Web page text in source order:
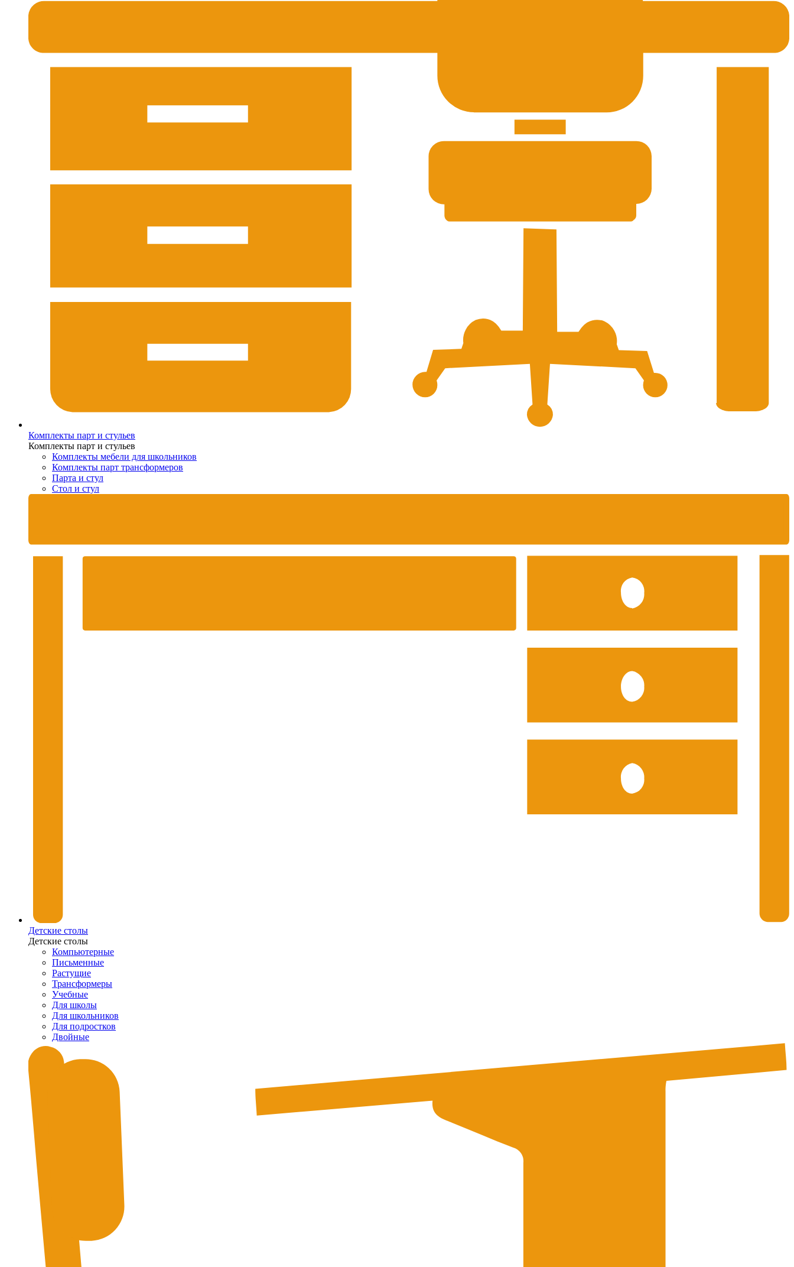
Комплекты парт и стульев
Комплекты парт и стульев
Комплекты мебели для школьников
Комплекты парт трансформеров
Парта и стул
Стол и стул
Детские столы
Детские столы
Компьютерные
Письменные
Растущие
Трансформеры
Учебные
Для школы
Для школьников
Для подростков
Двойные